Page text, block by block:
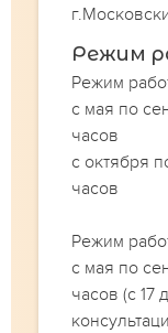
Режим
Режим
с мая по
часов
с октября
часов
Режим
с мая по
часов (с 17